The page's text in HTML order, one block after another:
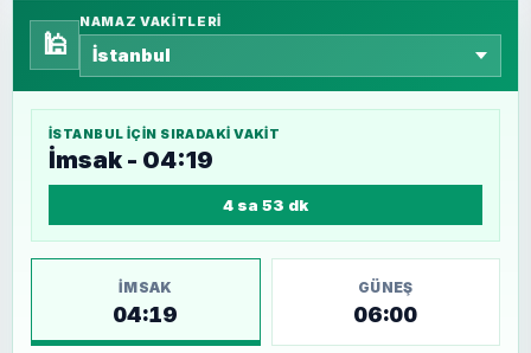
🕌
NAMAZ VAKITLERI
İSTANBUL IÇIN SIRADAKI VAKIT
İmsak - 04:19
4 sa 53 dk
İMSAK
04:19
GÜNEŞ
06:00